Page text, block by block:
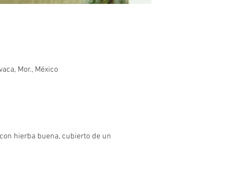
Mor., México
hierba buena, cubierto de un